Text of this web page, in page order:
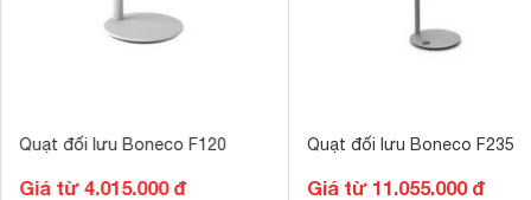
Quạt đối lưu Boneco F120
Giá từ 4.015.000 đ
Quạt đối lưu Boneco F235
Giá từ 11.055.000 đ